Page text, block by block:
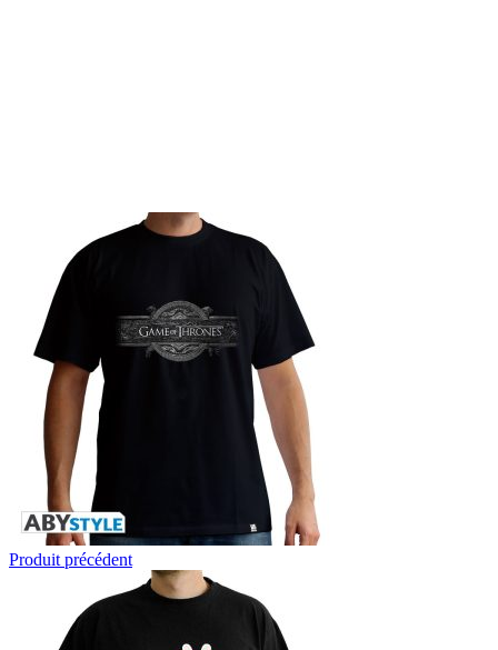
Produit précédent